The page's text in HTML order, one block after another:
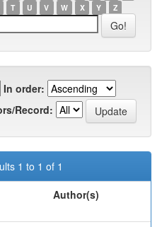
T U V W X Y Z
In order:
Record:
1 to 1 of 1
Author(s)